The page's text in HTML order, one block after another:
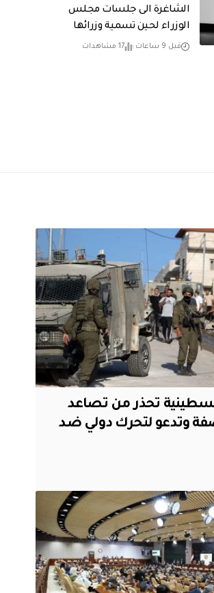
الشاغرة الى جلسات مجلس
الوزراء لحين تسمية وزرائها
قبل 9 ساعات 17 مشاهدات
تحذر من تصاعد
وتدعو لتحرك دولي ضد